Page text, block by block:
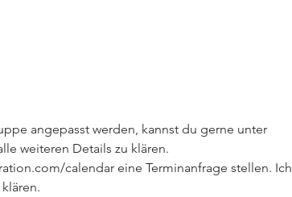
angepasst werden, kannst du gerne unter
weiteren Details zu klären.
calendar eine Terminanfrage stellen. Ich